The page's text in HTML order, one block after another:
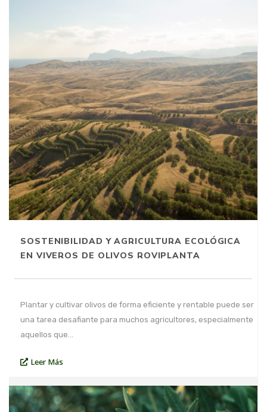
SOSTENIBILIDAD Y AGRICULTURA ECOLÓGICA
EN VIVEROS DE OLIVOS ROVIPLANTA
Plantar y cultivar olivos de forma eficiente y rentable puede ser
una tarea desafiante para muchos agricultores, especialmente
aquellos que…
Leer Más